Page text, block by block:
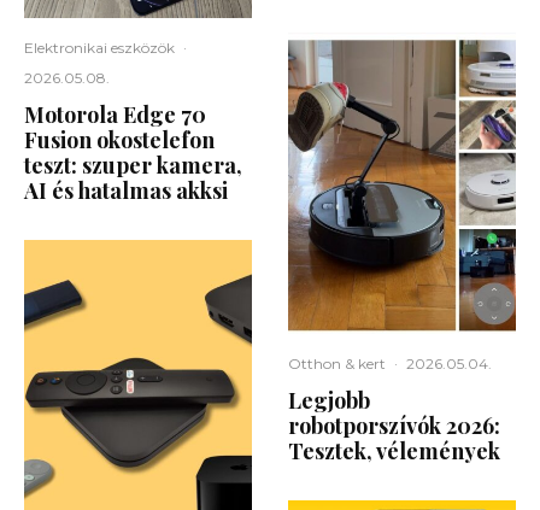
Elektronikai eszközök ·
2026.05.08.
Motorola Edge 70
Fusion okostelefon
teszt: szuper kamera,
AI és hatalmas akksi
Otthon & kert · 2026.05.04.
Legjobb
robotporszívók 2026:
Tesztek, vélemények